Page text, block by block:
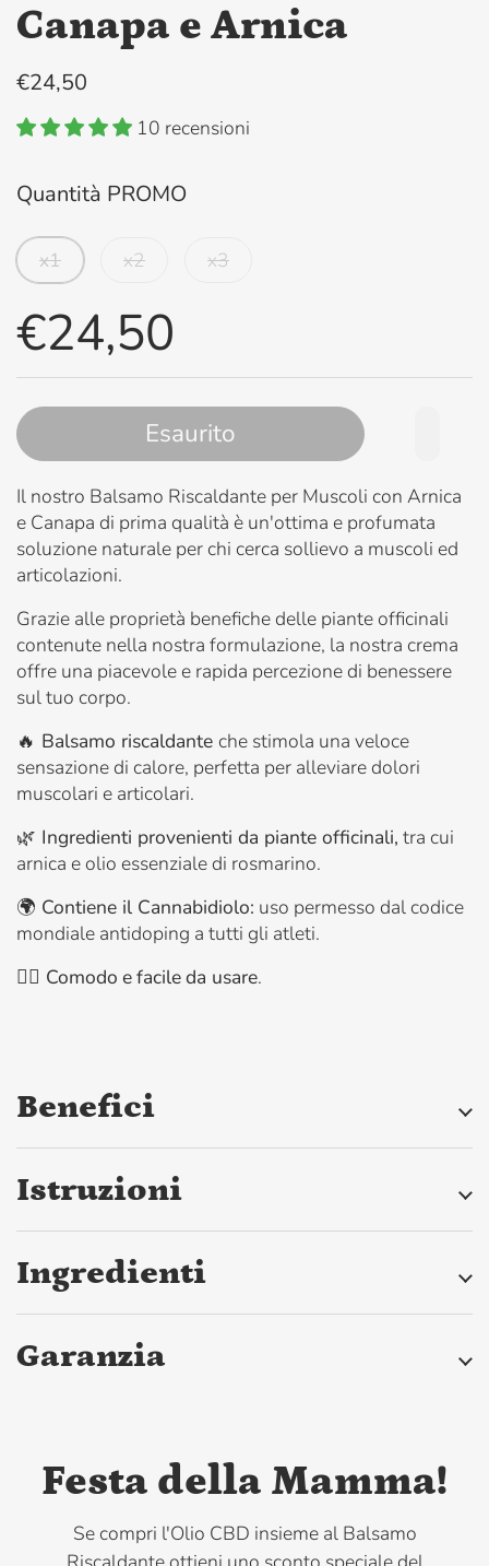
Canapa e Arnica
€24,50
10 recensioni
Quantità PROMO
x1 x2 x3
€24,50
Esaurito
Il nostro Balsamo Riscaldante per Muscoli con Arnica
e Canapa di prima qualità è un'ottima e profumata
soluzione naturale per chi cerca sollievo a muscoli ed
articolazioni.
Grazie alle proprietà benefiche delle piante officinali
contenute nella nostra formulazione, la nostra crema
offre una piacevole e rapida percezione di benessere
sul tuo corpo.
🔥 Balsamo riscaldante che stimola una veloce
sensazione di calore, perfetta per alleviare dolori
muscolari e articolari.
🌿 Ingredienti provenienti da piante officinali, tra cui
arnica e olio essenziale di rosmarino.
🌍 Contiene il Cannabidiolo: uso permesso dal codice
mondiale antidoping a tutti gli atleti.
👍🏼 Comodo efacileda usare.
Benefici
Istruzioni
Ingredienti
Garanzia
Festa della Mamma!
Se compri l'Olio CBD insieme al Balsamo